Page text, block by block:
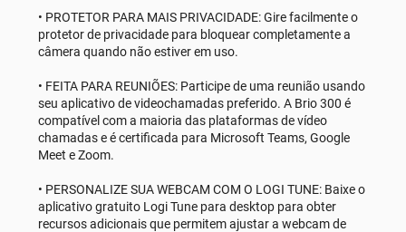
• PROTETOR PARA MAIS PRIVACIDADE: Gire facilmente o
protetor de privacidade para bloquear completamente a
câmera quando não estiver em uso.
• FEITA PARA REUNIÕES: Participe de uma reunião usando
seu aplicativo de videochamadas preferido. A Brio 300 é
compatível com a maioria das plataformas de vídeo
chamadas e é certificada para Microsoft Teams, Google
Meet e Zoom.
• PERSONALIZE SUA WEBCAM COM O LOGI TUNE: Baixe o
aplicativo gratuito Logi Tune para desktop para obter
recursos adicionais que permitem ajustar a webcam de